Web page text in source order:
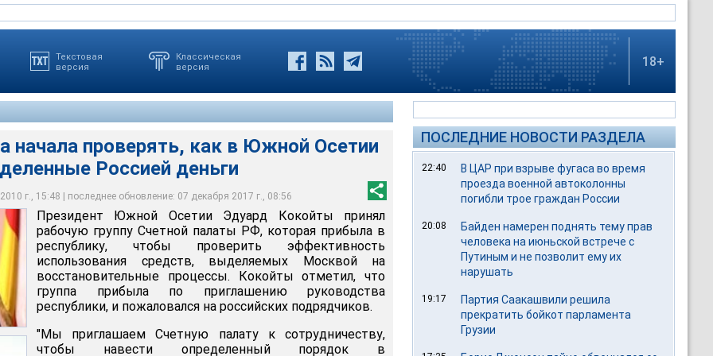
Текстовая
версия
Классическая
версия
18+
начала проверять, как в Южной Осетии
Россией деньги
г., 15:48 | последнее обновление: 07 декабря 2017 г., 08:56
Эдуард Кокойты принял рабочую группу Счетной палаты
в республику, чтобы проверить эффективность использования
Москвой на восстановительные процессы
палату к сотрудничеству, чтобы навести определенный
процессах, потому что есть проблемы, особенно с
которые зарегистрированы на территории РФ", - приводит во
палаты РФ пробудет в Южной Осетии до 9 апреля
Президент Южной Осетии Эдуард Кокойты принял
рабочую группу Счетной палаты РФ, которая прибыла в
республику, чтобы проверить эффективность
использования средств, выделяемых Москвой на
восстановительные процессы. Кокойты отметил, что
группа прибыла по приглашению руководства
республики, и пожаловался на российских подрядчиков.
"Мы приглашаем Счетную палату к сотрудничеству,
чтобы навести определенный порядок в
ПОСЛЕДНИЕ НОВОСТИ РАЗДЕЛА
22:40
В ЦАР при взрыве фугаса во время
проезда военной автоколонны
погибли трое граждан России
20:08
Байден намерен поднять тему прав
человека на июньской встрече с
Путиным и не позволит ему их
нарушать
19:17
Партия Саакашвили решила
прекратить бойкот парламента
Грузии